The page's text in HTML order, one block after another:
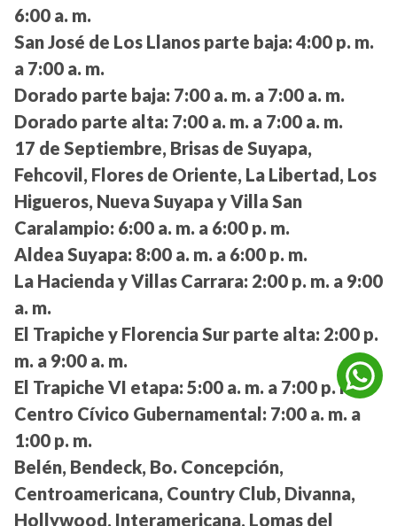
6:00 a. m.
San José de Los Llanos parte baja: 4:00 p. m.
a 7:00 a. m.
Dorado parte baja: 7:00 a. m. a 7:00 a. m.
Dorado parte alta: 7:00 a. m. a 7:00 a. m.
17 de Septiembre, Brisas de Suyapa,
Fehcovil, Flores de Oriente, La Libertad, Los
Higueros, Nueva Suyapa y Villa San
Caralampio: 6:00 a. m. a 6:00 p. m.
Aldea Suyapa: 8:00 a. m. a 6:00 p. m.
La Hacienda y Villas Carrara: 2:00 p. m. a 9:00
a. m.
El Trapiche y Florencia Sur parte alta: 2:00 p.
m. a 9:00 a. m.
El Trapiche VI etapa: 5:00 a. m. a 7:00 p. m.
Centro Cívico Gubernamental: 7:00 a. m. a
1:00 p. m.
Belén, Bendeck, Bo. Concepción,
Centroamericana, Country Club, Divanna,
Hollywood, Interamericana, Lomas del